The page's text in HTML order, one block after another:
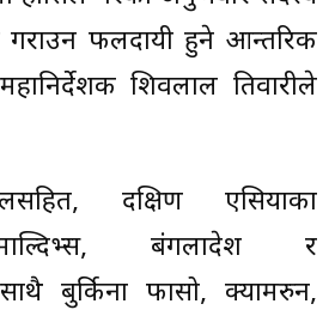
गराउन फलदायी हुने आन्तरिक
शिवलाल तिवारीले
दक्षिण एसियाका
बंगलादेश र
बुर्किना फासो, क्यामरुन,